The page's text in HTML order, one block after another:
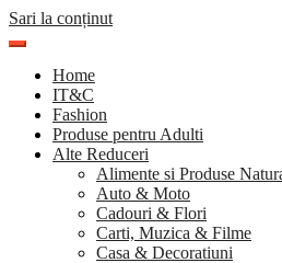
Sari la conținut
Home
IT&C
Fashion
Produse pentru Adulti
Alte Reduceri
Alimente si Produse
Auto & Moto
Cadouri & Flori
Carti, Muzica & Filme
Casa & Decoratiuni